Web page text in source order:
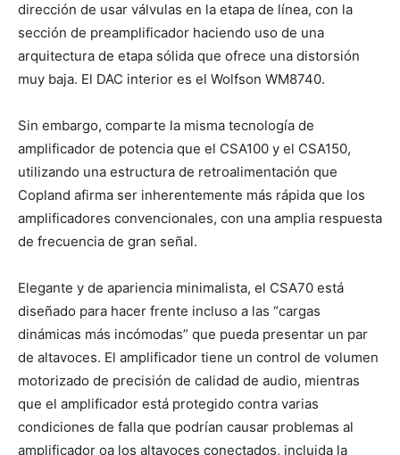
dirección de usar válvulas en la etapa de línea, con la
sección de preamplificador haciendo uso de una
arquitectura de etapa sólida que ofrece una distorsión
muy baja. El DAC interior es el Wolfson WM8740.
Sin embargo, comparte la misma tecnología de
amplificador de potencia que el CSA100 y el CSA150,
utilizando una estructura de retroalimentación que
Copland afirma ser inherentemente más rápida que los
amplificadores convencionales, con una amplia respuesta
de frecuencia de gran señal.
Elegante y de apariencia minimalista, el CSA70 está
diseñado para hacer frente incluso a las “cargas
dinámicas más incómodas” que pueda presentar un par
de altavoces. El amplificador tiene un control de volumen
motorizado de precisión de calidad de audio, mientras
que el amplificador está protegido contra varias
condiciones de falla que podrían causar problemas al
amplificador oa los altavoces conectados, incluida la